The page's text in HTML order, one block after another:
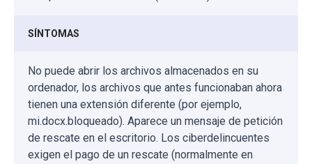
SÍNTOMAS
No puede abrir los archivos almacenados en su
ordenador, los archivos que antes funcionaban ahora
tienen una extensión diferente (por ejemplo,
mi.docx.bloqueado). Aparece un mensaje de petición
de rescate en el escritorio. Los ciberdelincuentes
exigen el pago de un rescate (normalmente en